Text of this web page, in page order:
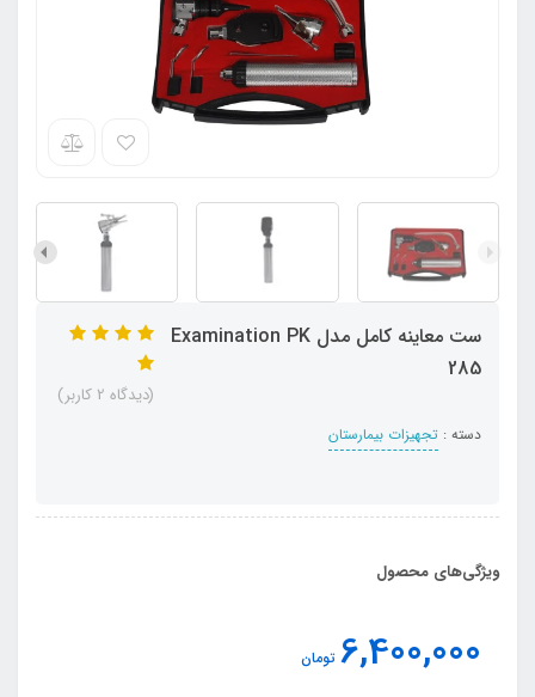
ست معاینه کامل مدل Examination PK
285
دسته : تجهیزات بیمارستان
(دیدگاه 2 کاربر)
ویژگی‌های محصول
6,400,000 تومان